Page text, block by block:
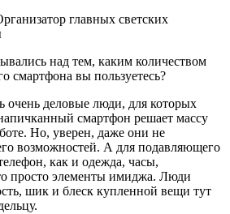
главных светских
над тем, каким количеством
смартфона вы пользуетесь?
очень деловые люди, для которых
смартфон решает массу
Но, уверен, даже они не
возможностей. А для подавляющего
как и одежда, часы,
просто элементы имиджа. Люди
шик и блеск купленной вещи тут